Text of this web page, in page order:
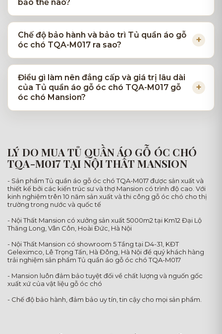
bảo thế nào?
Chế độ bảo hành và bảo trì Tủ quần áo gỗ
óc chó TQA-M017 ra sao?
Điều gì làm nên đẳng cấp và giá trị lâu dài
của Tủ quần áo gỗ óc chó TQA-M017 gỗ
óc chó Mansion?
LÝ DO MUA TỦ QUẦN ÁO GỖ ÓC CHÓ
TQA-M017 TẠI NỘI THẤT MANSION
- Sản phẩm Tủ quần áo gỗ óc chó TQA-M017 được sản xuất và
thiết kế bởi các kiến trúc sư và thợ Mansion có trình độ cao. Với
kinh nghiệm trên 10 năm sản xuất và thi công gỗ óc chó cho thị
trường trong nước và quốc tế
- Nội Thất Mansion có xưởng sản xuất 5000m2 tại Km12 Đại Lộ
Thăng Long, Vân Côn, Hoài Đức, Hà Nội
- Nội Thất Mansion có showroom 5 Tầng tại D4-31, KĐT
Geleximco, Lê Trọng Tấn, Hà Đông, Hà Nội để quý khách hàng
trải nghiệm sản phẩm Tủ quần áo gỗ óc chó TQA-M017
- Mansion luôn đảm bảo tuyệt đối về chất lượng và nguốn gốc
xuất xứ của vật liệu gỗ óc chó
- Chế độ bảo hành, đảm bảo uy tín, tin cậy cho mọi sản phẩm.